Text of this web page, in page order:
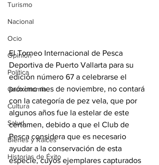
Turismo
Nacional
Ocio
Opinión
Política
Gastronomía
Cultura
Salud
Bienes y Raíces
Historias de Éxito
El Torneo Internacional de Pesca
Deportiva de Puerto Vallarta para su
edición número 67 a celebrarse el
próximo mes de noviembre, no contará
con la categoría de pez vela, que por
algunos años fue la estelar de este
certamen, debido a que el Club de
Pesca considera que es necesario
ayudar a la conservación de esta
especie, cuyos ejemplares capturados